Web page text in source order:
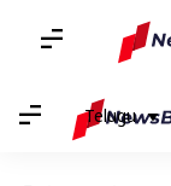
Telugu